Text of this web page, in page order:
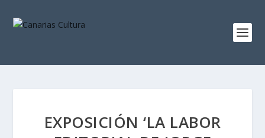
EXPOSICIÓN ‘LA LABOR